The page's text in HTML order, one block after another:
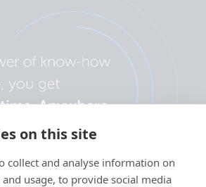
on this site
collect and analyse information on
usage, to provide social media